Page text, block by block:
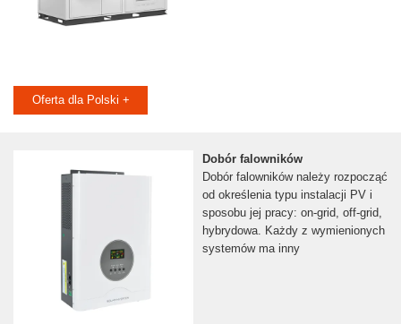
Oferta dla Polski +
Dobór falowników
Dobór falowników należy rozpocząć
od określenia typu instalacji PV i
sposobu jej pracy: on-grid, off-grid,
hybrydowa. Każdy z wymienionych
systemów ma inny